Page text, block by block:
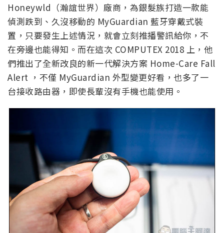
Honeywld（瀚誼世界）廠商，為銀髮族打造一款能
偵測跌到、久沒移動的 MyGuardian 藍牙穿戴式裝
置，只要發生上述情況，就會立刻推播警訊給你，不
在旁邊也能得知。而在這次 COMPUTEX 2018 上，他
們推出了全新改良的新一代解決方案 Home-Care Fall
Alert ，不僅 MyGuardian 外型變更好看，也多了一
台接收路由器，即使長輩沒有手機也能使用。